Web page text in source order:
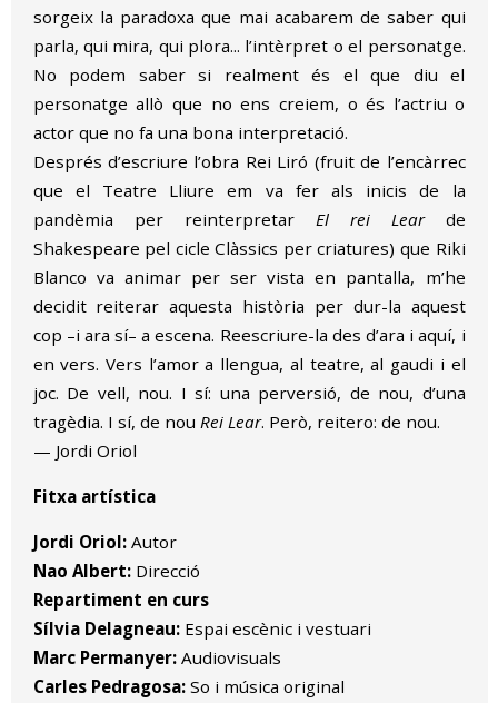
sorgeix la paradoxa que mai acabarem de saber qui
parla, qui mira, qui plora... l’intèrpret o el personatge.
No podem saber si realment és el que diu el
personatge allò que no ens creiem, o és l’actriu o
actor que no fa una bona interpretació.
Després d’escriure l’obra Rei Liró (fruit de l’encàrrec
que el Teatre Lliure em va fer als inicis de la
pandèmia per reinterpretar El rei Lear de
Shakespeare pel cicle Clàssics per criatures) que Riki
Blanco va animar per ser vista en pantalla, m’he
decidit reiterar aquesta història per dur-la aquest
cop –i ara sí– a escena. Reescriure-la des d’ara i aquí, i
en vers. Vers l’amor a llengua, al teatre, al gaudi i el
joc. De vell, nou. I sí: una perversió, de nou, d’una
tragèdia. I sí, de nou Rei Lear. Però, reitero: de nou.
— Jordi Oriol
Fitxa artística
Jordi Oriol: Autor
Nao Albert:Direcció
Repartiment en curs
Sílvia Delagneau:Espai escènic i vestuari
Marc Permanyer: Audiovisuals
Carles Pedragosa:So i música original